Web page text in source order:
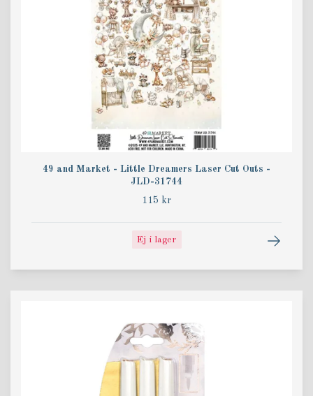
49 and Market - Little Dreamers Laser Cut Outs -
JLD-31744
115 kr
Ej i lager